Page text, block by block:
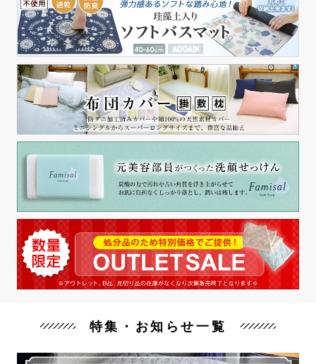
特集・お知らせ一覧